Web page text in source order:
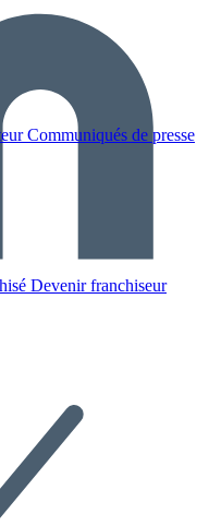
Communiqués de presse
Devenir franchiseur